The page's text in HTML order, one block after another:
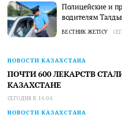
Полицейские и
водителям
ВЕСТНИК ЖЕТІСУ
НОВОСТИ КАЗАХСТАНА
ПОЧТИ 600 ЛЕКАРСТВ
КАЗАХСТАНЕ
СЕГОДНЯ В 16:06
НОВОСТИ КАЗАХСТАНА